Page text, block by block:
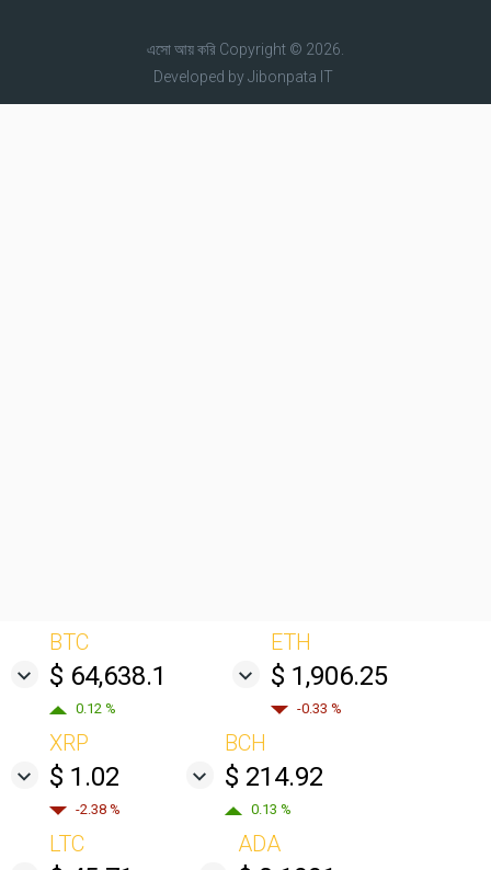
এসো আয় করিCopyright © 2026.
Developed byJibonpata IT
BTC
$ 64,638.1
0.12 %
ETH
$ 1,906.25
-0.33 %
XRP
$ 1.02
-2.38 %
BCH
$ 214.92
0.13 %
LTC ADA